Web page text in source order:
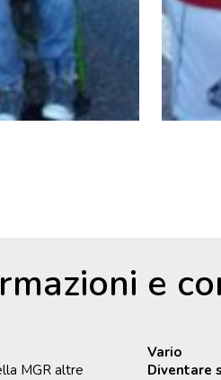
e
MGR altre
Vario
Diventare